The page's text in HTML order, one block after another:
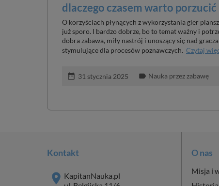
dlaczego czasem warto
O korzyściach płynących z wykorzystania gier
już sporo. I bardzo dobrze, bo to temat ważny i
dobra zabawa, miły nastrój i unoszący się nad
stymulujące dla procesów poznawczych. Czytaj
date_range 31 stycznia 2025 label Nauka przez zabawę
Kontakt
KapitanNauka.pl
O nas
Misja i